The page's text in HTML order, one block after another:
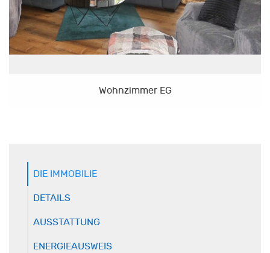
Wohnzimmer EG
DIE IMMOBILIE
DETAILS
AUSSTATTUNG
ENERGIEAUSWEIS